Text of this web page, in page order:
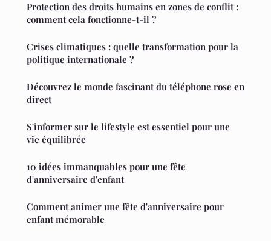
Protection des droits humains en zones de conflit :
comment cela fonctionne-t-il ?
Crises climatiques : quelle transformation pour la
politique internationale ?
Découvrez le monde fascinant du téléphone rose en
direct
S'informer sur le lifestyle est essentiel pour une
vie équilibrée
10 idées immanquables pour une fête
d'anniversaire d'enfant
Comment animer une fête d'anniversaire pour
enfant mémorable